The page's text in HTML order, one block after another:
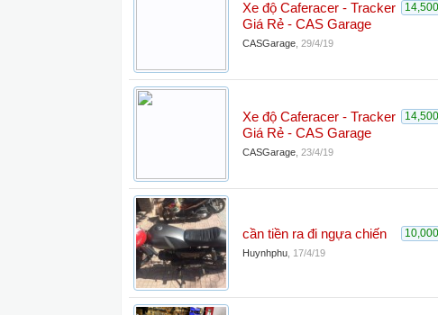
Xe độ Caferacer - Tracker
Giá Rẻ - CAS Garage
CASGarage 29/4/19
Xe độ Caferacer - Tracker
Giá Rẻ - CAS Garage
CASGarage 23/4/19
cần tiền ra đi ngựa chiến
Huynhphu 17/4/19